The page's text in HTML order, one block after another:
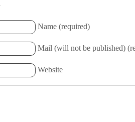
Name (required)
Mail (will not be published)
Website